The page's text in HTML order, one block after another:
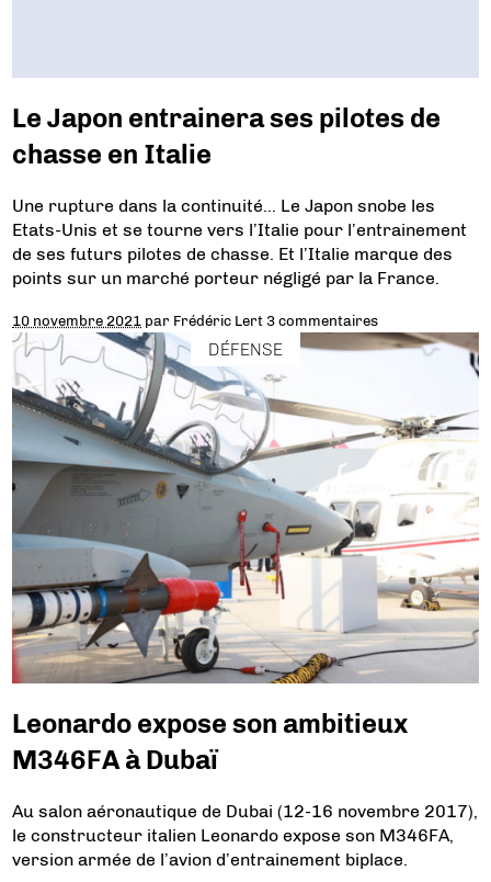
Le Japon entrainera ses pilotes de
chasse en Italie
Une rupture dans la continuité… Le Japon snobe les
Etats-Unis et se tourne vers l’Italie pour l’entrainement
de ses futurs pilotes de chasse. Et l’Italie marque des
points sur un marché porteur négligé par la France.
10 novembre 2021 par Frédéric Lert 3 commentaires
DÉFENSE
Leonardo expose son ambitieux
M346FA à Dubaï
Au salon aéronautique de Dubai (12-16 novembre 2017),
le constructeur italien Leonardo expose son M346FA,
version armée de l’avion d’entrainement biplace.